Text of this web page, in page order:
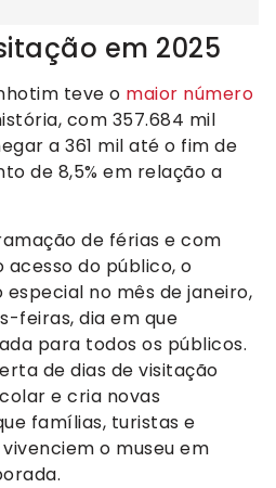
em 2025
teve o maior número
com 357.684 mil
a 361 mil até o fim de
de 8,5% em relação a
de férias e com
do público, o
no mês de janeiro,
feiras, dia em que
para todos os públicos.
de dias de visitação
e cria novas
famílias, turistas e
o museu em